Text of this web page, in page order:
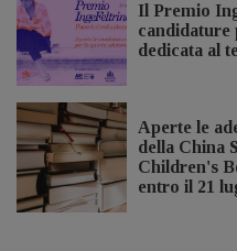
Il Premio
candidature
dedicata al
Aperte le
della China
Children's
entro il 21